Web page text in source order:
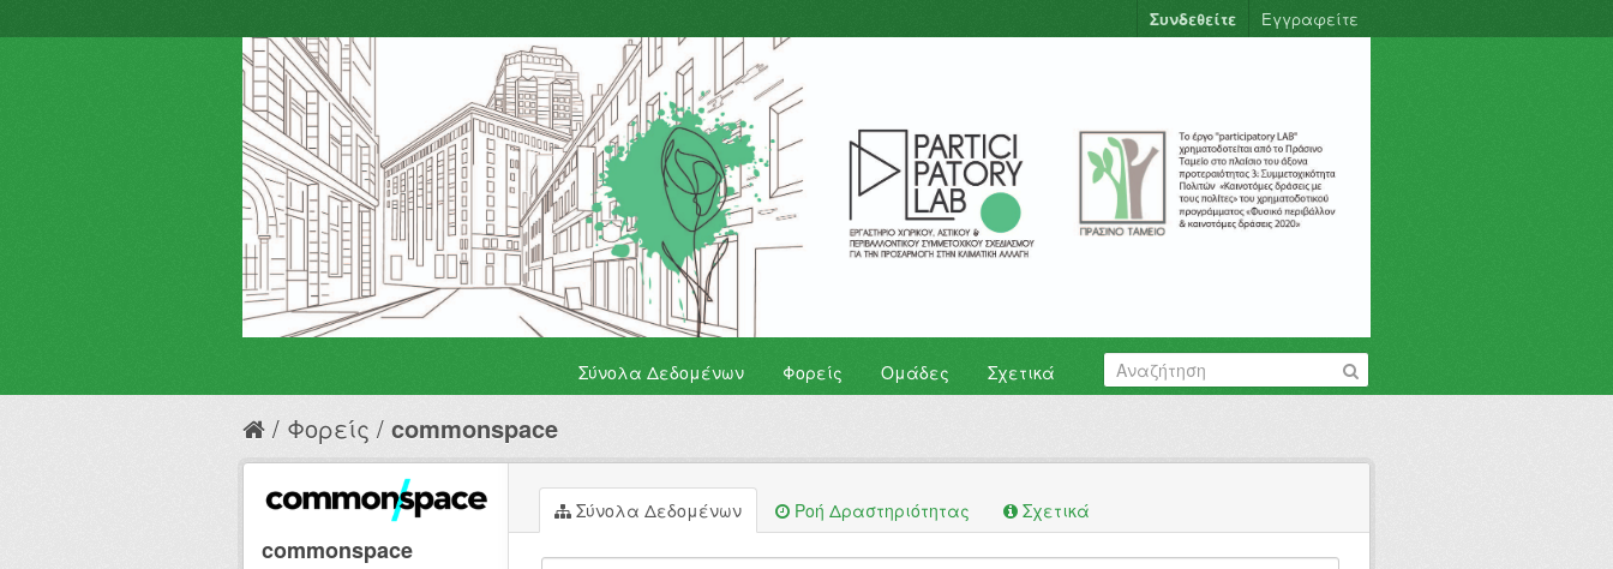
Συνδεθείτε Εγγραφείτε
Σύνολα Δεδομένων Φορείς Ομάδες Σχετικά
Φορείς commonspace
Σύνολα Δεδομένων Ροή Δραστηριότητας Σχετικά
commonspace